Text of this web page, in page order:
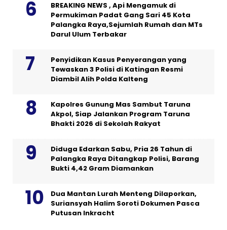
BREAKING NEWS , Api Mengamuk di
Permukiman Padat Gang Sari 45 Kota
Palangka Raya,Sejumlah Rumah dan MTs
Darul Ulum Terbakar
Penyidikan Kasus Penyerangan yang
Tewaskan 3 Polisi di Katingan Resmi
Diambil Alih Polda Kalteng
Kapolres Gunung Mas Sambut Taruna
Akpol, Siap Jalankan Program Taruna
Bhakti 2026 di Sekolah Rakyat
Diduga Edarkan Sabu, Pria 26 Tahun di
Palangka Raya Ditangkap Polisi, Barang
Bukti 4,42 Gram Diamankan
Dua Mantan Lurah Menteng Dilaporkan,
Suriansyah Halim Soroti Dokumen Pasca
Putusan Inkracht